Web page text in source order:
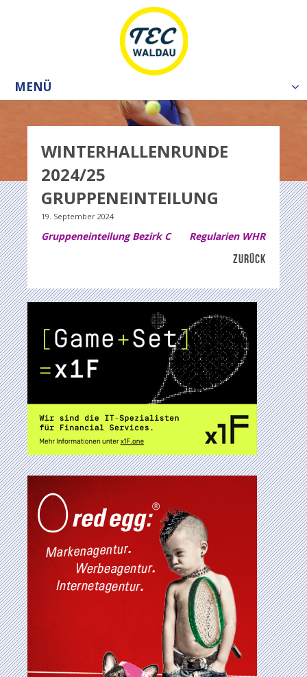
MENÜ
WINTERHALLENRUNDE
2024/25
GRUPPENEINTEILUNG
19. September 2024
Gruppeneinteilung Bezirk C Regularien WHR
ZURÜCK